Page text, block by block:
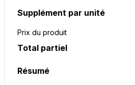
Supplément par unité
Prix du produit
Total partiel
Résumé